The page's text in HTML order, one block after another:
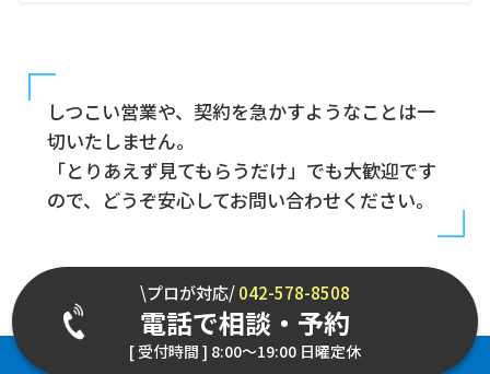
しつこい営業や、契約を急かすようなことは一
切いたしません。
「とりあえず見てもらうだけ」でも大歓迎です
ので、どうぞ安心してお問い合わせください。
\プロが対応/042-578-8508
電話で相談・予約
[ 受付時間 ] 8:00～19:00 日曜定休